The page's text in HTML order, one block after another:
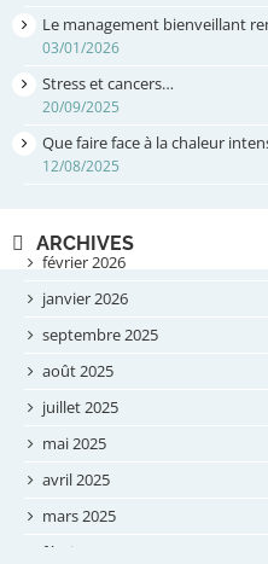
Le management bienveillant
03/01/2026
Stress et cancers…
20/09/2025
Que faire face à la chaleur
12/08/2025
ARCHIVES
février 2026
janvier 2026
septembre 2025
août 2025
juillet 2025
mai 2025
avril 2025
mars 2025
février 2025